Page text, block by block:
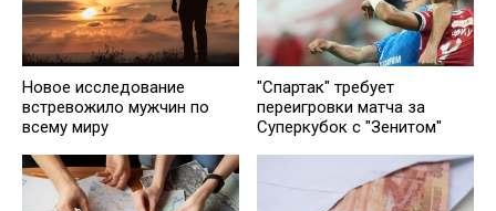
Новое исследование
встревожило мужчин по
всему миру
"Спартак" требует
переигровки матча за
Суперкубок с "Зенитом"